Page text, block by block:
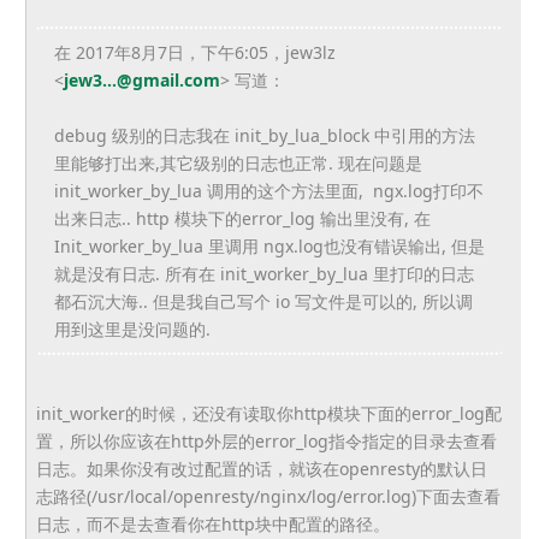
在 2017年8月7日，下午6:05，jew3lz
<jew3...@gmail.com> 写道：
debug 级别的日志我在 init_by_lua_block 中引用的方法
里能够打出来,其它级别的日志也正常. 现在问题是
init_worker_by_lua 调用的这个方法里面, ngx.log打印不
出来日志.. http 模块下的error_log 输出里没有, 在
Init_worker_by_lua 里调用 ngx.log也没有错误输出, 但是
就是没有日志. 所有在 init_worker_by_lua 里打印的日志
都石沉大海.. 但是我自己写个 io 写文件是可以的, 所以调
用到这里是没问题的.
init_worker的时候， 还没有读取你http模块下面的error_log配
置， 所以你应该在http外层的error_ log指令指定的目录去查看
日志。如果你没有改过配置的话， 就该在openresty的默认日
志路径(/usr/local/openresty/nginx/log/error.log)下面去查看
日志， 而不是去查看你在http块中配置的路径。